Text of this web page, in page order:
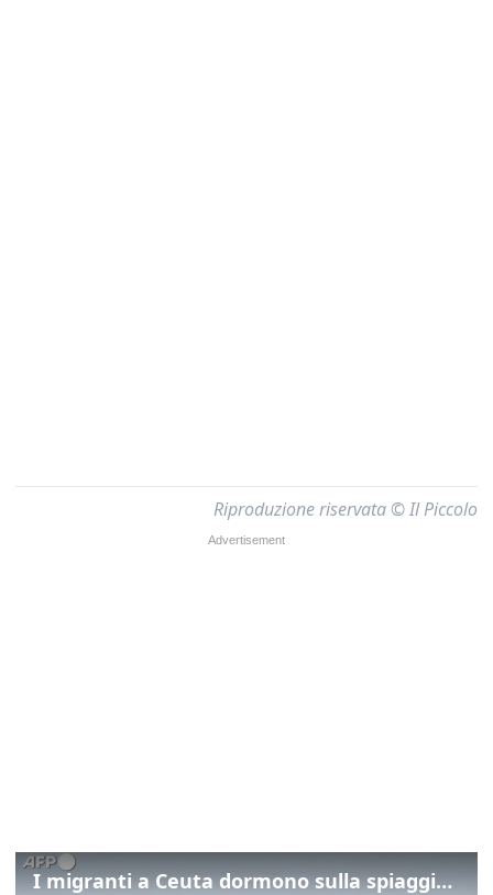
Riproduzione riservata © Il Piccolo
I migranti a Ceuta dormono sulla spiaggia: "Vogliamo entrare in Europa"